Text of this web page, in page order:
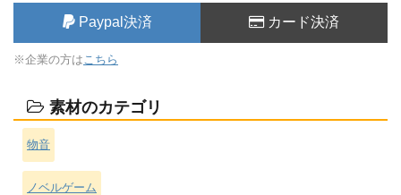
Paypal決済 カード決済
※企業の方は こちら
素材のカテゴリ
物音
ノベルゲーム